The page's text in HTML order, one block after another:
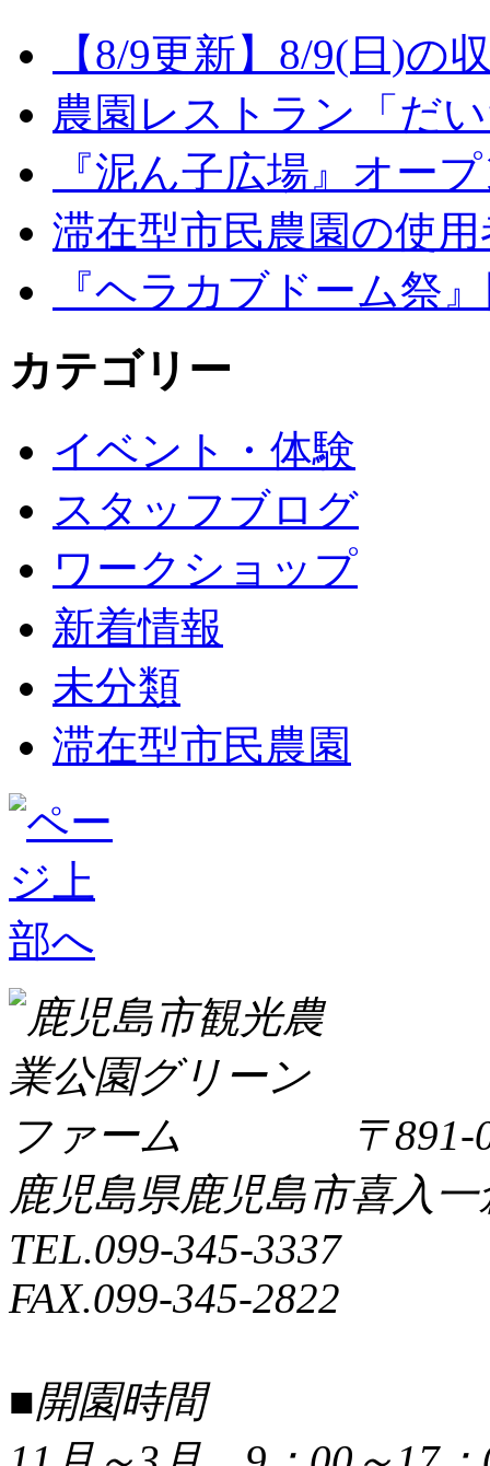
【8/9更新】8/9(日)の
農園レストラン「だ
『泥ん子広場』オー
滞在型市民農園の使
『ヘラカブドーム祭
カテゴリー
イベント・体験
スタッフブログ
ワークショップ
新着情報
未分類
滞在型市民農園
〒891-
鹿児島県鹿児島市喜入一
TEL.099-345-3337
FAX.099-345-2822
■開園時間